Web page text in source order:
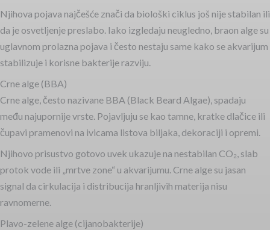
Njihova pojava najčešće znači da biološki ciklus još nije stabilan ili
da je osvetljenje preslabo. Iako izgledaju neugledno, braon alge su
uglavnom prolazna pojava i često nestaju same kako se akvarijum
stabilizuje i korisne bakterije razviju.
Crne alge (BBA)
Crne alge, često nazivane BBA (Black Beard Algae), spadaju
među najupornije vrste. Pojavljuju se kao tamne, kratke dlačice ili
čupavi pramenovi na ivicama listova biljaka, dekoraciji i opremi.
Njihovo prisustvo gotovo uvek ukazuje na nestabilan CO₂, slab
protok vode ili „mrtve zone“ u akvarijumu. Crne alge su jasan
signal da cirkulacija i distribucija hranljivih materija nisu
ravnomerne.
Plavo-zelene alge (cijanobakterije)